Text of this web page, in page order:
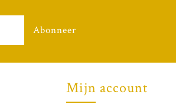
Abonneer
Mijn account